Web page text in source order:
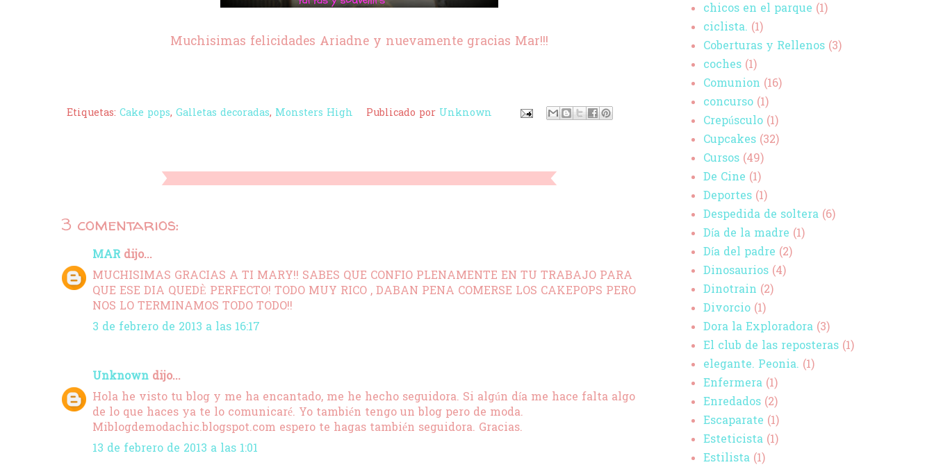
Muchisimas felicidades Ariadne y nuevamente gracias Mar!!!
Etiquetas: Cake pops, Galletas decoradas, Monsters High Publicado por Unknown
3 comentarios:
MARdijo...
MUCHISIMAS GRACIAS A TI MARY!! SABES QUE CONFIO PLENAMENTE EN TU TRABAJO PARA
QUE ESE DIA QUEDÈ PERFECTO! TODO MUY RICO , DABAN PENA COMERSE LOS CAKEPOPS PERO
NOS LO TERMINAMOS TODO TODO!!
3 de febrero de 2013 a las 16:17
Unknown dijo...
Hola he visto tu blog y me ha encantado, me he hecho seguidora. Si algún día me hace falta algo
de lo que haces ya te lo comunicaré. Yo también tengo un blog pero de moda.
Miblogdemodachic.blogspot.com espero te hagas también seguidora. Gracias.
13 de febrero de 2013 a las 1:01
chicos en el parque (1)
ciclista. (1)
Coberturas y Rellenos (3)
coches (1)
Comunion (16)
concurso (1)
Crepúsculo (1)
Cupcakes (32)
Cursos (49)
De Cine (1)
Deportes (1)
Despedida de soltera (6)
Día de la madre (1)
Día del padre (2)
Dinosaurios (4)
Dinotrain (2)
Divorcio (1)
Dora la Exploradora (3)
El club de las reposteras (1)
elegante. Peonia. (1)
Enfermera (1)
Enredados (2)
Escaparate (1)
Esteticista (1)
Estilista (1)